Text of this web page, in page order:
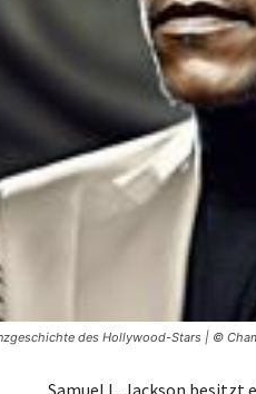
des Hollywood-Stars | ©
Samuel L. Jackson besitzt